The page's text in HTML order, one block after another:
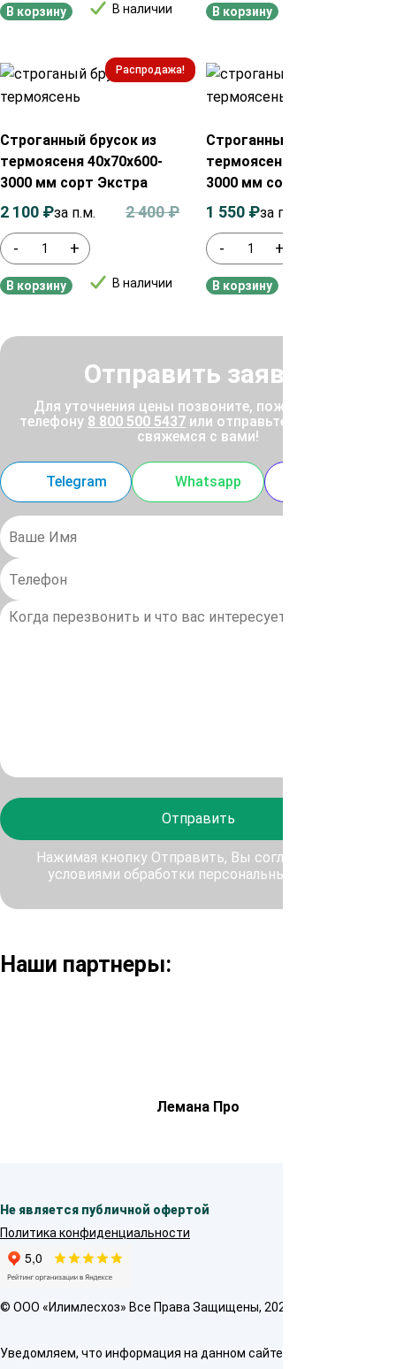
В наличии
В корзину В корзину
Распродажа!
Строганный брусок из
термоясеня 40х70х600-
3000 мм сорт Экстра
- +
В наличии
2 400₽
2 100 ₽за п.м.
В корзину
Строганный брусок из
термоясеня 30х40х600-
3000 мм сорт Экстра
- +
1 550 ₽за п.м.
В корзину
Отправить заявку
Для уточнения цены позвоните, пожалуйста, по
телефону 8 800 500 5437 или отправьте заявку, и мы
свяжемся с вами!
Telegram Whatsapp
Отправить
Нажимая кнопку Отправить, Вы соглашаетесь с
условиями обработки персональных данных
Наши партнеры:
Лемана Про
Не является публичной офертой
Политика конфиденциальности
© OOO «Илимлесхоз» Все Права Защищены, 2026
Уведомляем, что информация на данном сайте предназначена